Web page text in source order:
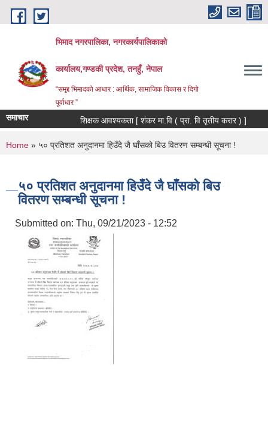
Skip to main content
भिमाद नगरपालिका, नगरकार्यपालिकाको
कार्यालय,गण्डकी प्रदेश, तनहुँ, नेपाल
“समृद्द भिमादको आधार : आर्थिक, सामाजिक विकास र दिगो
पूर्वाधार ”
समाचार शिक्षक आवश्यकता [ शंकर मा.वि ( प्रा. वि तृतीय करार ) ]
You are here
Home » ५० प्रतिशत अनुदानमा हिउँदे जै घाँसको बिउ वितरण सम्बन्धी सूचना !
५० प्रतिशत अनुदानमा हिउँदे जै घाँसको बिउ
वितरण सम्बन्धी सूचना !
Submitted on: Thu, 09/21/2023 - 12:52